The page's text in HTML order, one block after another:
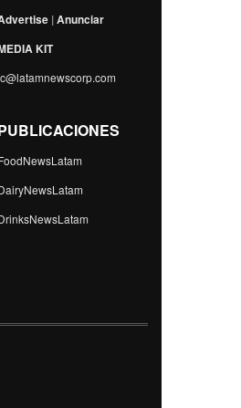
|Anunciar
KIT